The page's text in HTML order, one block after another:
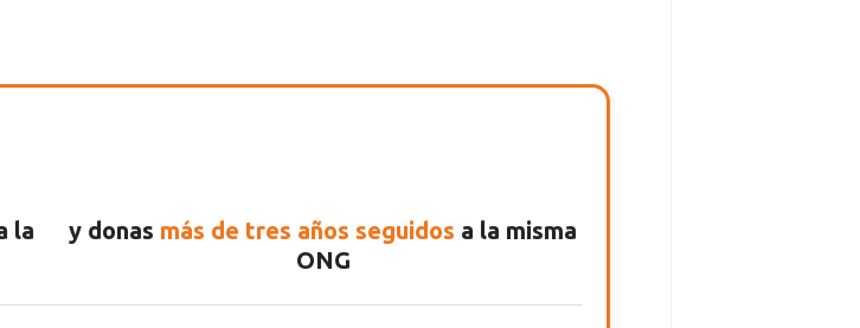
la
y donas más de tres años seguidos a la misma
ONG